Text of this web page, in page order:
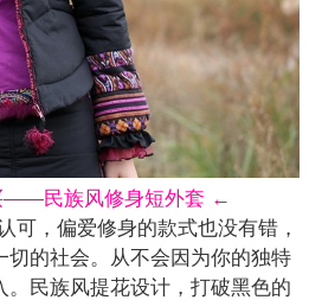
——民族风修身短外套 ←
，偏爱修身的款式也没有错，
切的社会。从不会因为你的独特
。民族风提花设计，打破黑色的